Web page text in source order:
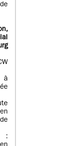
,
: